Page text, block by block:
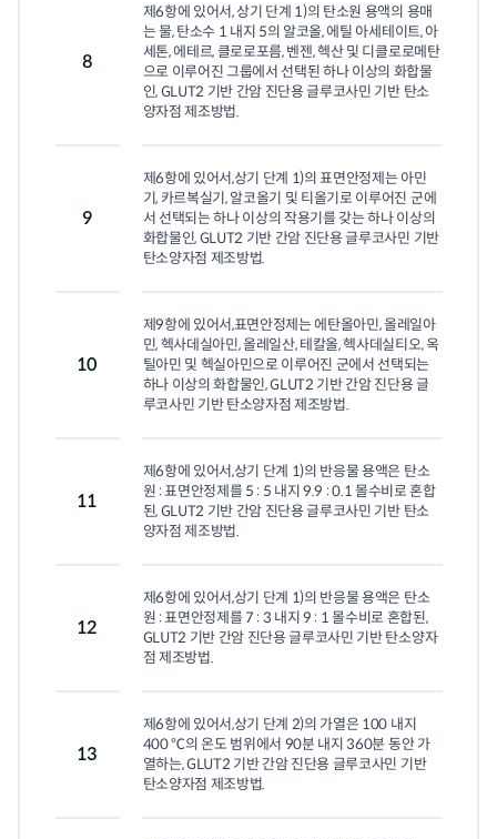
8
제6항에 있어서, 상기 단계 1)의 탄소원 용액의 용매
는 물, 탄소수 1 내지 5의 알코올, 에틸 아세테이트, 아
세톤, 에테르, 클로로포름, 벤젠, 헥산 및 디클로로메탄
으로 이루어진 그룹에서 선택된 하나 이상의 화합물
인, GLUT2 기반 간암 진단용 글루코사민 기반 탄소
양자점 제조방법.
9
제6항에 있어서,상기 단계 1)의 표면안정제는 아민
기, 카르복실기, 알코올기 및 티올기로 이루어진 군에
서 선택되는 하나 이상의 작용기를 갖는 하나 이상의
화합물인, GLUT2 기반 간암 진단용 글루코사민 기반
탄소양자점 제조방법.
10
제9항에 있어서,표면안정제는 에탄올아민, 올레일아
민, 헥사데실아민, 올레일산, 테칼올, 헥사데실티오, 옥
틸아민 및 헥실아민으로 이루어진 군에서 선택되는
하나 이상의 화합물인, GLUT2 기반 간암 진단용 글
루코사민 기반 탄소양자점 제조방법.
11
제6항에 있어서,상기 단계 1)의 반응물 용액은 탄소
원 : 표면안정제를 5 : 5 내지 9.9 : 0.1 몰수비로 혼합
된, GLUT2 기반 간암 진단용 글루코사민 기반 탄소
양자점 제조방법.
12
제6항에 있어서,상기 단계 1)의 반응물 용액은 탄소
원 : 표면안정제를 7 : 3 내지 9 : 1 몰수비로 혼합된,
GLUT2 기반 간암 진단용 글루코사민 기반 탄소양자
점 제조방법.
13
제6항에 있어서,상기 단계 2)의 가열은 100 내지
400 ℃의 온도 범위에서 90분 내지 360분 동안 가
열하는, GLUT2 기반 간암 진단용 글루코사민 기반
탄소양자점 제조방법.